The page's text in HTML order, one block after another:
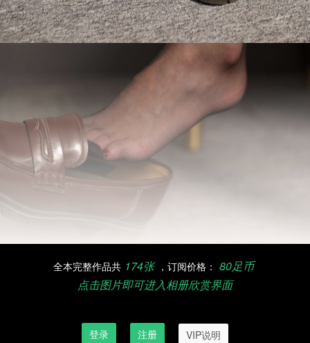
全本完整作品共 174张 ，订阅价格： 80足币
点击图片即可进入相册欣赏界面
登录 注册
VIP说明